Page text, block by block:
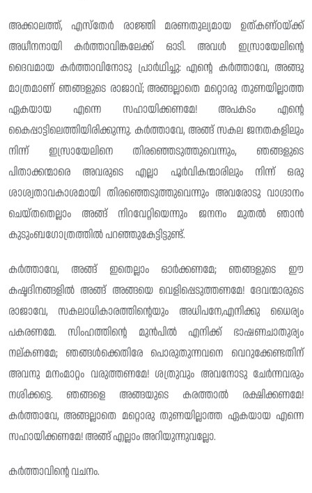
അക്കാലത്ത്, എസ്തേർ രാജ്ഞി മരണതുല്യമായ ഉത്കണ്ഠയ്ക്ക്
അധീനനായി കർത്താവിങ്കലേക്ക് ഓടി. അവൾ ഇസ്രായേലിന്റെ
ദൈവമായ കർത്താവിനോടു പ്രാർഥിച്ചു: എന്റെ കർത്താവേ, അങ്ങു
മാത്രമാണ് ഞങ്ങളുടെ രാജാവ്; അങ്ങല്ലാതെ മറ്റൊരു തുണയില്ലാത്ത
ഏകയായ എന്നെ സഹായിക്കണമേ! അപകടം എന്റെ
കൈപ്പാട്ടിലെത്തിയിരിക്കുന്നു. കർത്താവേ, അങ്ങ് സകല ജനതകളിലും
നിന്ന് ഇസ്രായേലിനെ തിരഞ്ഞെടുത്തുവെന്നും, ഞങ്ങളുടെ
പിതാക്കന്മാരെ അവരുടെ എല്ലാ പൂർവികന്മാരിലും നിന്ന് ഒരു
ശാശ്വതാവകാശമായി തിരഞ്ഞെടുത്തുവെന്നും അവരോടു വാഗ്ദാനം
ചെയ്‌തതെല്ലാം അങ്ങ് നിറവേറ്റിയെന്നും ജനനം മുതൽ ഞാൻ
കുടുംബഗോത്രത്തിൽ പറഞ്ഞുകേട്ടിട്ടുണ്ട്.
കർത്താവേ, അങ്ങ് ഇതെല്ലാം ഓർക്കണമേ; ഞങ്ങളുടെ ഈ
കഷ്ടദിനങ്ങളിൽ അങ്ങ് അങ്ങയെ വെളിപ്പെടുത്തണമേ! ദേവന്മാരുടെ
രാജാവേ, സകലാധികാരത്തിൻ്റെയും അധിപനേ,എനിക്കു ധൈര്യം
പകരണമേ. സിംഹത്തിൻ്റെ മുൻപിൽ എനിക്ക് ഭാഷണചാതുര്യം
നല്‌കണമേ; ഞങ്ങൾക്കെതിരേ പൊരുതുന്നവനെ വെറുക്കേണ്ടതിന്
അവനു മനംമാറ്റം വരുത്തണമേ! ശത്രുവും അവനോടു ചേർന്നവരും
നശിക്കട്ടെ. ഞങ്ങളെ അങ്ങയുടെ കരത്താൽ രക്ഷിക്കണമേ!
കർത്താവേ, അങ്ങല്ലാതെ മറ്റൊരു തുണയില്ലാത്ത ഏകയായ എന്നെ
സഹായിക്കണമേ! അങ്ങ് എല്ലാം അറിയുന്നുവല്ലോ.
കർത്താവിന്റെ വചനം.